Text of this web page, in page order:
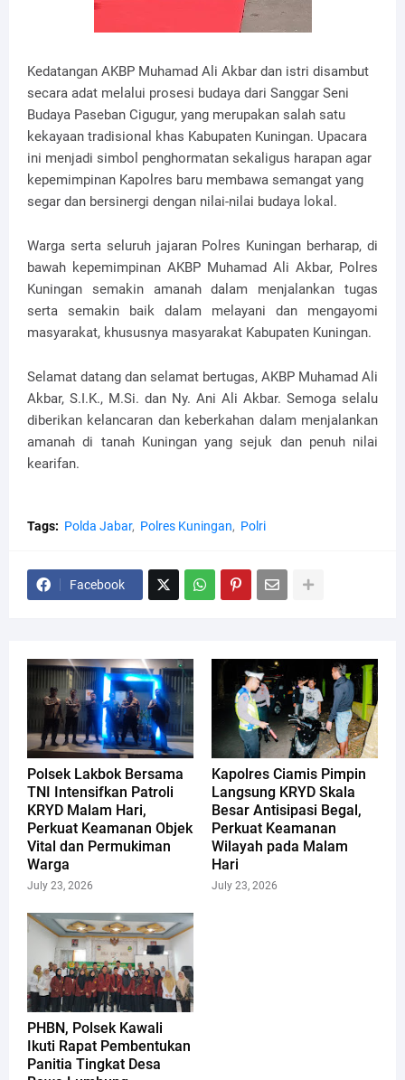
Kedatangan AKBP Muhamad Ali Akbar dan istri disambut
secara adat melalui prosesi budaya dari Sanggar Seni
Budaya Paseban Cigugur, yang merupakan salah satu
kekayaan tradisional khas Kabupaten Kuningan. Upacara
ini menjadi simbol penghormatan sekaligus harapan agar
kepemimpinan Kapolres baru membawa semangat yang
segar dan bersinergi dengan nilai-nilai budaya lokal.
Warga serta seluruh jajaran Polres Kuningan berharap, di
bawah kepemimpinan AKBP Muhamad Ali Akbar, Polres
Kuningan semakin amanah dalam menjalankan tugas
serta semakin baik dalam melayani dan mengayomi
masyarakat, khususnya masyarakat Kabupaten Kuningan.
Selamat datang dan selamat bertugas, AKBP Muhamad Ali
Akbar, S.I.K., M.Si. dan Ny. Ani Ali Akbar. Semoga selalu
diberikan kelancaran dan keberkahan dalam menjalankan
amanah di tanah Kuningan yang sejuk dan penuh nilai
kearifan.
Tags: Polda Jabar Polres Kuningan Polri
Facebook
Polsek Lakbok Bersama
TNI Intensifkan Patroli
KRYD Malam Hari,
Perkuat Keamanan Objek
Vital dan Permukiman
Warga
July 23, 2026
Kapolres Ciamis Pimpin
Langsung KRYD Skala
Besar Antisipasi Begal,
Perkuat Keamanan
Wilayah pada Malam
Hari
July 23, 2026
PHBN, Polsek Kawali
Ikuti Rapat Pembentukan
Panitia Tingkat Desa